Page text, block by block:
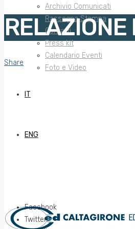
Archivio Comunicati
Rassegna Stampa
Contatti
Press kit
Calendario Eventi
Foto e Video
IT
ENG
Share
Facebook
Twitter